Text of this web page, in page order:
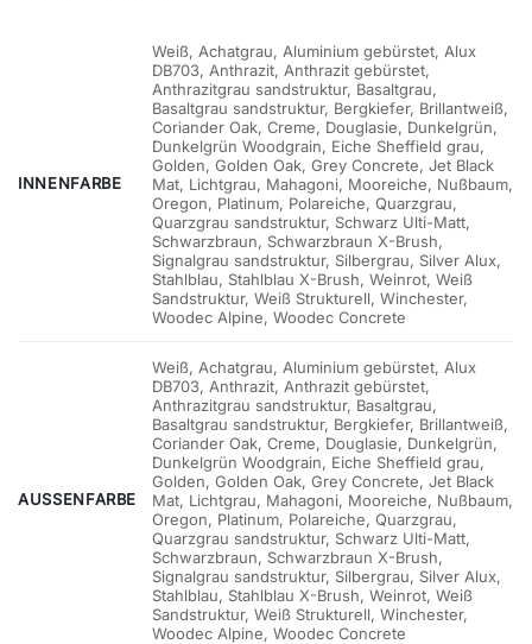
INNENFARBE
Weiß, Achatgrau, Aluminium gebürstet, Alux
DB703, Anthrazit, Anthrazit gebürstet,
Anthrazitgrau sandstruktur, Basaltgrau,
Basaltgrau sandstruktur, Bergkiefer, Brillantweiß,
Coriander Oak, Creme, Douglasie, Dunkelgrün,
Dunkelgrün Woodgrain, Eiche Sheffield grau,
Golden, Golden Oak, Grey Concrete, Jet Black
Mat, Lichtgrau, Mahagoni, Mooreiche, Nußbaum,
Oregon, Platinum, Polareiche, Quarzgrau,
Quarzgrau sandstruktur, Schwarz Ulti-Matt,
Schwarzbraun, Schwarzbraun X-Brush,
Signalgrau sandstruktur, Silbergrau, Silver Alux,
Stahlblau, Stahlblau X-Brush, Weinrot, Weiß
Sandstruktur, Weiß Strukturell, Winchester,
Woodec Alpine, Woodec Concrete
AUSSENFARBE
Weiß, Achatgrau, Aluminium gebürstet, Alux
DB703, Anthrazit, Anthrazit gebürstet,
Anthrazitgrau sandstruktur, Basaltgrau,
Basaltgrau sandstruktur, Bergkiefer, Brillantweiß,
Coriander Oak, Creme, Douglasie, Dunkelgrün,
Dunkelgrün Woodgrain, Eiche Sheffield grau,
Golden, Golden Oak, Grey Concrete, Jet Black
Mat, Lichtgrau, Mahagoni, Mooreiche, Nußbaum,
Oregon, Platinum, Polareiche, Quarzgrau,
Quarzgrau sandstruktur, Schwarz Ulti-Matt,
Schwarzbraun, Schwarzbraun X-Brush,
Signalgrau sandstruktur, Silbergrau, Silver Alux,
Stahlblau, Stahlblau X-Brush, Weinrot, Weiß
Sandstruktur, Weiß Strukturell, Winchester,
Woodec Alpine, Woodec Concrete